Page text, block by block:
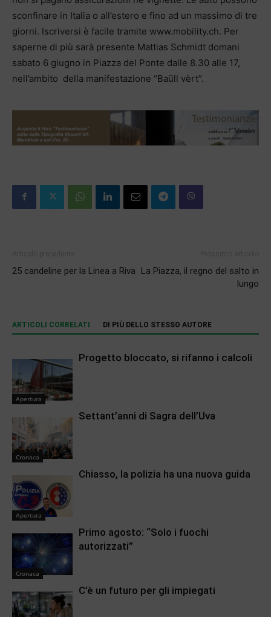
sconfinare in Italia o all’estero e fino ad un massimo di tre
giorni. Iscriversi è facile tramite www.mobility.ch. Per
saperne di più sarà presente Mattias Schmidt domani
sabato 6 giugno in Piazza del Ponte dalle 8.30 alle 17,
nell’ambito della manifestazione “Baüll vèrt”.
25 candeline per la Linea a Riva
La Piazza, il regno del salto in
lungo
ARTICOLI CORRELATI DI PIÙ DELLO STESSO AUTORE
Apertura
Progetto bloccato, si rifanno i calcoli
Cronaca
Settant’anni di Sagra dell’Uva
Apertura
Chiasso, la polizia ha una nuova guida
Cronaca
Primo agosto: “Solo i fuochi
autorizzati”
C’è un futuro per gli impiegati